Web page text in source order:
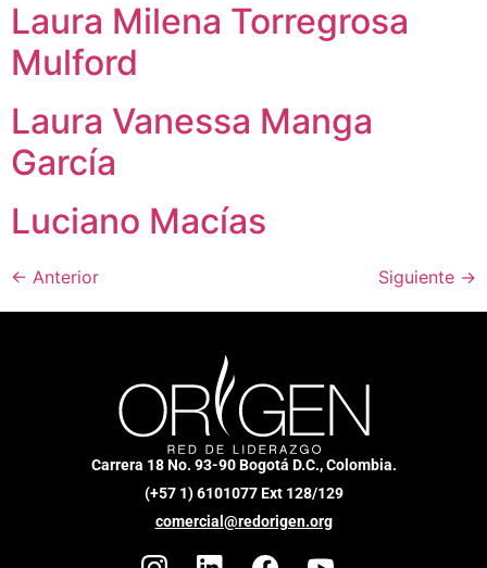
Laura Milena Torregrosa
Mulford
Laura Vanessa Manga
García
Luciano Macías
← Anterior Siguiente →
Carrera 18 No. 93-90 Bogotá D.C., Colombia.
(+57 1) 6101077 Ext 128/129
comercial@redorigen.org